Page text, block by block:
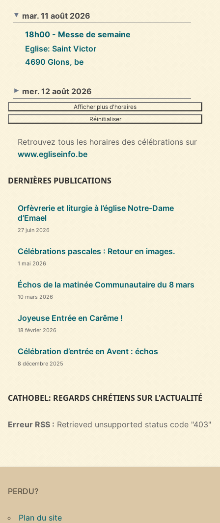
mar. 11 août 2026
18h00 - Messe de semaine
Eglise: Saint Victor
4690 Glons, be
mer. 12 août 2026
Afficher plus d'horaires
Réinitialiser
Retrouvez tous les horaires des célébrations sur
www.egliseinfo.be
DERNIÈRES PUBLICATIONS
Orfèvrerie et liturgie à l’église Notre-Dame
d’Emael
27 juin 2026
Célébrations pascales : Retour en images.
1 mai 2026
Échos de la matinée Communautaire du 8 mars
10 mars 2026
Joyeuse Entrée en Carême !
18 février 2026
Célébration d’entrée en Avent : échos
8 décembre 2025
CATHOBEL: REGARDS CHRÉTIENS SUR L'ACTUALITÉ
Erreur RSS : Retrieved unsupported status code "403"
PERDU?
Plan du site